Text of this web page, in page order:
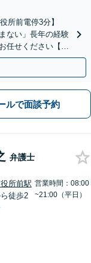
所前電停3分】
ない」長年の経験
任せください【出
ルで面談予約
弁護士
所前駅
徒歩2
営業時間：08:00
~21:00（平日）